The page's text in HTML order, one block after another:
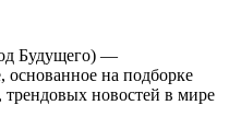
Будущего) —
на подборке
новостей в мире